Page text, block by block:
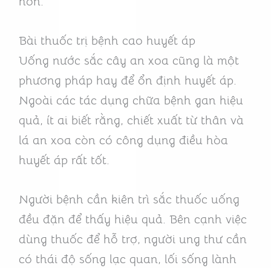
Bài thuốc trị bệnh cao huyết áp
Uống nước sắc cây an xoa cũng là một
phương pháp hay để ổn định huyết áp.
Ngoài các tác dụng chữa bệnh gan hiệu
quả, ít ai biết rằng, chiết xuất từ thân và
lá an xoa còn có công dụng điều hòa
huyết áp rất tốt.
Người bệnh cần kiên trì sắc thuốc uống
đều đặn để thấy hiệu quả. Bên cạnh việc
dùng thuốc để hỗ trợ, người ung thư cần
có thái độ sống lạc quan, lối sống lành